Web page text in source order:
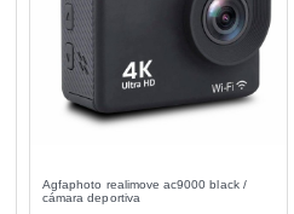
Agfaphoto realimove ac9000 black /
cámara deportiva